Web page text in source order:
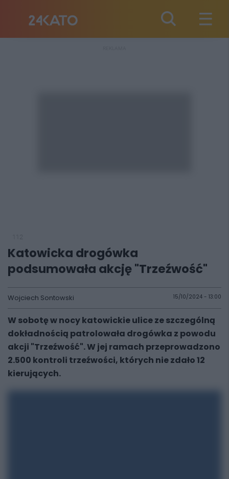
Katowicka drogówka
podsumowała akcję "Trzeźwość"
Wojciech Sontowski 15/10/2024 - 13:00
W sobotę w nocy katowickie ulice ze szczególną
dokładnością patrolowała drogówka z powodu
akcji "Trzeźwość". W jej ramach przeprowadzono
2.500 kontroli trzeźwości, których nie zdało 12
kierujących.